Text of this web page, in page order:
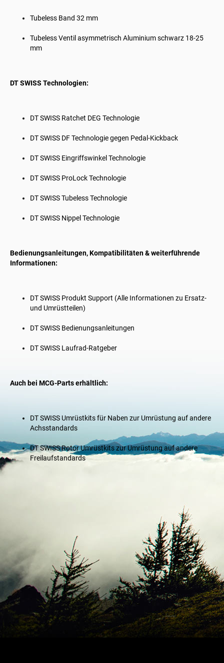
Tubeless Band 32 mm
Tubeless Ventil asymmetrisch Aluminium schwarz 18-25
mm
DT SWISS Technologien:
DT SWISS Ratchet DEG Technologie
DT SWISS DF Technologie gegen Pedal-Kickback
DT SWISS Eingriffswinkel Technologie
DT SWISS ProLock Technologie
DT SWISSTubeless Technologie
DT SWISS Nippel Technologie
Bedienungsanleitungen, Kompatibilitäten & weiterführende
Informationen:
DT SWISS Produkt Support (Alle Informationen zu Ersatz-
und Umrüstteilen)
DT SWISS Bedienungsanleitungen
DT SWISS Laufrad-Ratgeber
Auch bei MCG-Parts erhältlich:
DT SWISS Umrüstkits für Naben zur Umrüstung auf andere
Achsstandards
DT SWISSRotor Umrüstkitszur Umrüstung auf andere
Freilaufstandards